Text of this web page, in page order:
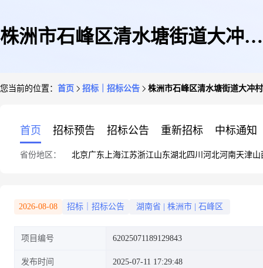
株洲市石峰区清水塘街道大冲村
您当前的位置： 首页 招标｜招标公告 株洲市石峰区清水塘街道大冲
首页 招标预告 招标公告 重新招标 中标通知
省份地区： 北京广东 上海江苏浙江山东湖北四川 河北河南天津山
2026-08-08 招标｜招标公告 湖南省 株洲市 石峰区
项目编号 62025071189129843
发布时间 2025-07-11 17:29:48